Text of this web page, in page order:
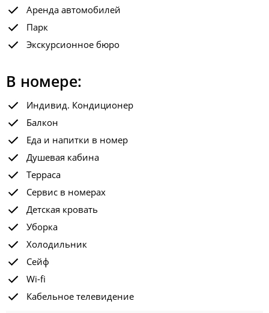
Аренда автомобилей
Парк
Экскурсионное бюро
В номере:
Индивид. Кондиционер
Балкон
Еда и напитки в номер
Душевая кабина
Терраса
Сервис в номерах
Детская кровать
Уборка
Холодильник
Сейф
Wi-fi
Кабельное телевидение